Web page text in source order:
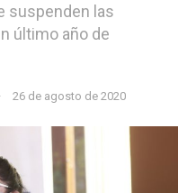
suspenden las
último año de
26 de agosto de 2020